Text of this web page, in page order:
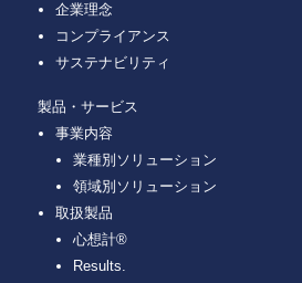
企業理念
コンプライアンス
サステナビリティ
製品・サービス
事業内容
業種別ソリューション
領域別ソリューション
取扱製品
心想計®
Results.